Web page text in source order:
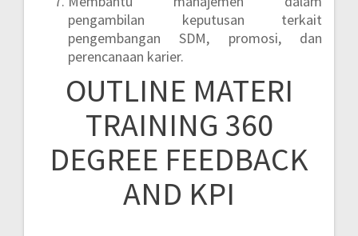
pengambilan keputusan terkait
pengembangan SDM, promosi, dan
perencanaan karier.
OUTLINE MATERI
TRAINING 360
DEGREE FEEDBACK
AND KPI